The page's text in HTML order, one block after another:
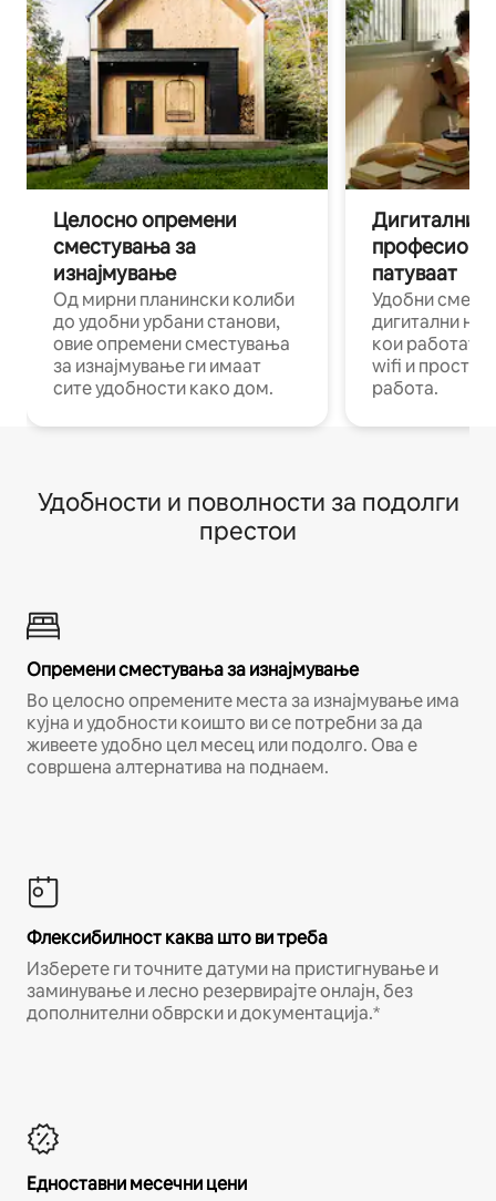
Целосно опремени
сместувања за
изнајмување
Од мирни планински колиби
до удобни урбани станови,
овие опремени сместувања
за изнајмување ги имаат
сите удобности како дом.
Дигитални
патуваат
Удобни
дигитални
кои работат
wifi и
работа.
Удобности и поволности за подолги
престои
Опремени сместувања за изнајмување
Во целосно опремените места за изнајмување има
кујна и удобности коишто ви се потребни за да
живеете удобно цел месец или подолго. Ова е
совршена алтернатива на поднаем.
Флексибилност каква што ви треба
Изберете ги точните датуми на пристигнување и
заминување и лесно резервирајте онлајн, без
дополнителни обврски и документација.*
Едноставни месечни цени